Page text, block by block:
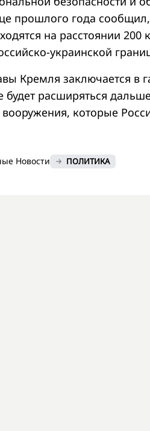
прошлого года
на расстоянии 200
украинской
Кремля заключается в
расширяться
которые
Новости ПОЛИТИКА